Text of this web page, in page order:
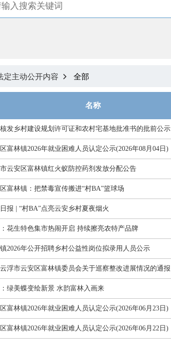
定主动公开内容  全部
名称
发乡村建设规划许可证和农村宅基地批准书的批前公示
富林镇2026年就业困难人员认定公示(2026年08月04日)
云安区富林镇红火蚁防控药剂发放分配公告
富林镇：把禁毒宣传搬进“村BA”篮球场
报 | “村BA”点亮云安乡村夏夜烟火
花生特色集市热闹开启 持续擦亮农特产品牌
2026年公开招聘乡村公益性岗位拟录用人员公示
浮市云安区富林镇委员会关于巡察整改进展情况的通报
绿美蝶变绘新景 水韵富林入画来
富林镇2026年就业困难人员认定公示(2026年06月23日)
富林镇2026年就业困难人员认定公示(2026年06月22日)